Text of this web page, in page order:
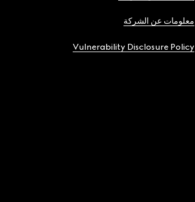
معلومات عن الشركة
Vulnerability Disclosure Policy